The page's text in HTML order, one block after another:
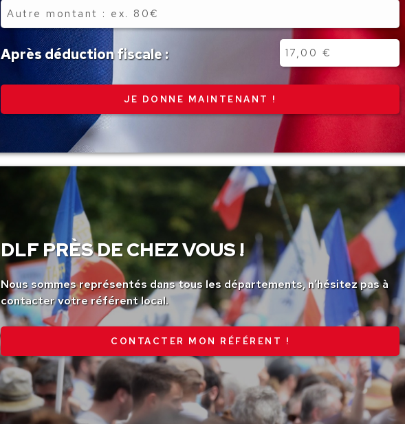
Autre
montant
Après déduction fiscale :
DLF PRÈS DE CHEZ VOUS !
Nous sommes représentés dans tous les départements, n’hésitez pas à
contacter votre référent local.
CONTACTER MON RÉFÉRENT !